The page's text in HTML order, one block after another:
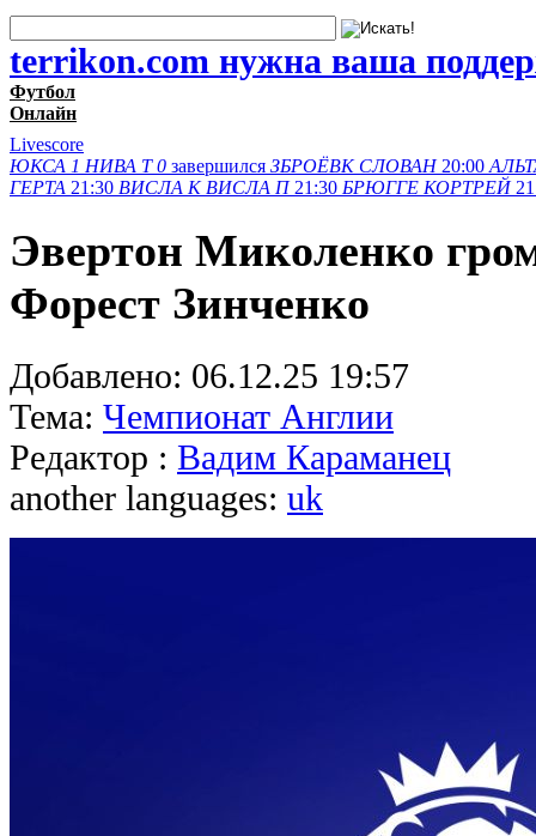
terrikon.com нужна ваша
Футбол
Онлайн
Livescore
ЮКСА 1 НИВА Т 0 завершился ЗБРОЁВК СЛОВАН 20:00
ГЕРТА 21:30 ВИСЛА K ВИСЛА П 21:30 БРЮГГЕ КОРТРЕЙ
Эвертон Миколенко
Форест Зинченко
Добавлено: 06.12.25 19:57
Тема: Чемпионат Англии
Редактор : Вадим Караманец
another languages: uk